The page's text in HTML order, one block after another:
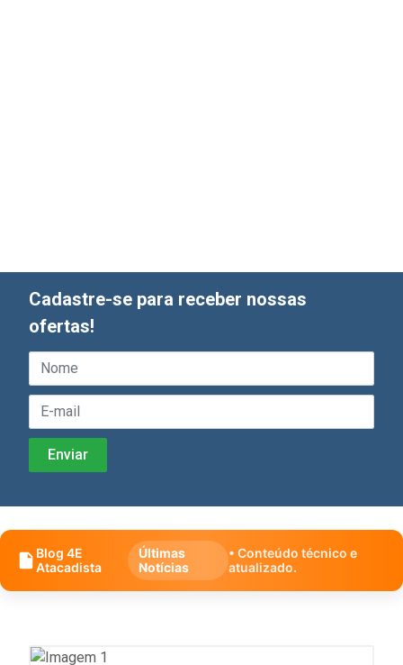
Cadastre-se para receber nossas
ofertas!
Blog 4E
Atacadista
Últimas
Notícias
• Conteúdo técnico e
atualizado.